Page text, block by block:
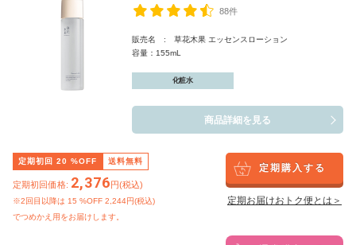
88件
販売名 : 草花木果 エッセンスローション
容量：155mL
化粧水
商品詳細を見る
定期初回 20 %OFF 送料無料
定期初回価格: 2,376円(税込)
※2回目以降は 15 %OFF 2,244円(税込)
でつめかえ用をお届けします。
定期購入する
定期お届けおトク便とは＞